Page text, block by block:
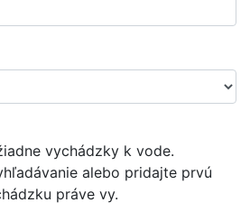
vychádzky k vode.
alebo pridajte prvú
práve vy.